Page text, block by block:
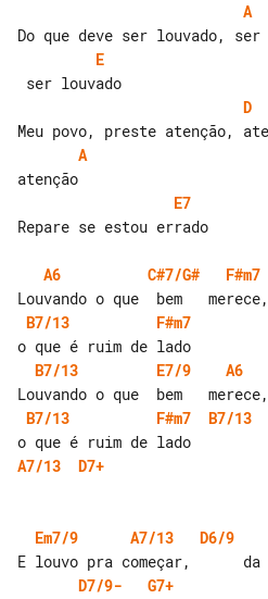
A
E
D
A
E7
Repare se estou errado
A6 C#7/G#
F#m7
B7/13
F#m7
B7/13
E7/9
A6
B7/13
F#m7 B7/13
A7/13
D7+
Em7/9 A7/13 D6/9
D7/9-
G7+